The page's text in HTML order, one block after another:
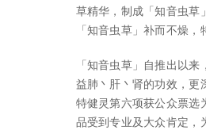
草精华，制成「知音虫草
「知音虫草」补而不燥，
「知音虫草」自推出以
益肺丶肝丶肾的功效，更
特健灵第六项获公众票选
品受到专业及大众肯定，